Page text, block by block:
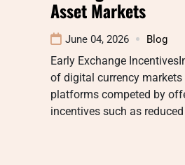
Asset Markets
June 04, 2026 Blog
Early Exchange
of digital currency markets
platforms competed by
incentives such as